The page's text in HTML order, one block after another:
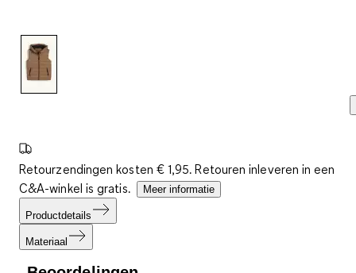
Retourzendingen kosten € 1,95. Retouren inleveren in een
C&A-winkel is gratis.
Meer informatie
Productdetails
Materiaal